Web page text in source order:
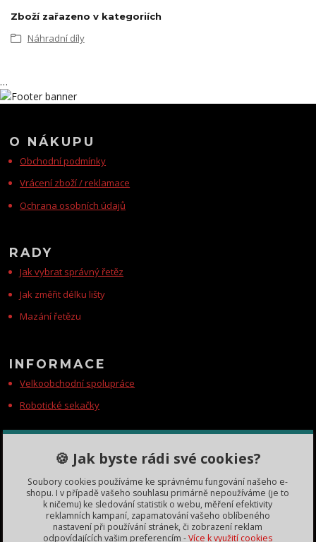
Zboží zařazeno v kategoriích
Náhradní díly
O NÁKUPU
Obchodní podmínky
Vrácení zboží / reklamace
Ochrana osobních údajů
RADY
Jak vybrat správný řetěz
Jak změřit délku lišty
Mazání řetězu
INFORMACE
Velkoobchodní spolupráce
Robotické sekačky
KONTAKTY
Zákaznická podpora
+420 735 060 350
(Po-Čt, 8-11, 13-15 hod.)
dobryden@baribalobchod.cz
…
🍪 Jak byste rádi své cookies?
Soubory cookies používáme ke správnému fungování našeho e-
shopu. I v případě vašeho souhlasu primárně nepoužíváme (je to
k ničemu) ke sledování statistik o webu, měření efektivity
reklamních kampaní, zapamatování vašeho oblíbeného
nastavení při používání stránek, či zobrazení reklam
odpovídajících vašim preferencím -Více k využití cookies